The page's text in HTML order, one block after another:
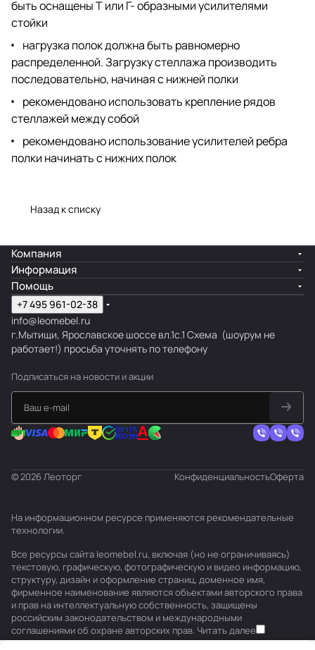
быть оснащены Т или Г- образными усилителями
стойки
нагрузка полок должна быть равномерно
распределенной. Загрузку стеллажа производить
последовательно, начиная с нижней полки
рекомендовано использовать крепление рядов
стеллажей между собой
рекомендовано использование усилителей ребра
полки начинать с нижних полок
Назад к списку
Компания
Информация
Помощь
+7 495 961-02-38
info@leomebel.ru
г.Мытищи, Ярославское шоссе вл.1с.1 Схема (шоурум не
работает!) просьба уточнять по телефону
Подписаться на новости и акции
© 2026 Леоторг КонфиденциальностьОферта
На информационном ресурсе применяются рекомендательные
технологии.
Все ресурсы сайта leomebel.ru, включая (но не ограничиваясь)
текстовую, графическую, фотографическую и видео информацию,
структуру, дизайн и оформление страниц, доменное имя,
фирменное наименование являются объектами авторского права
и прав на интеллектуальную собственность, защищены
российским законодательством и международными
соглашениями об охране авторских прав. Читать далее